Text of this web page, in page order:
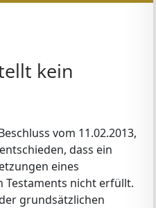
kein
vom 11.02.2013,
dass ein
eines
Testaments nicht erfüllt.
grundsätzlichen